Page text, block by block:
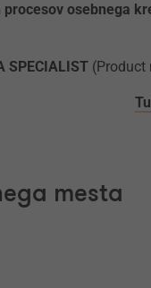
osebnega
SPECIALIST (Product
mesta